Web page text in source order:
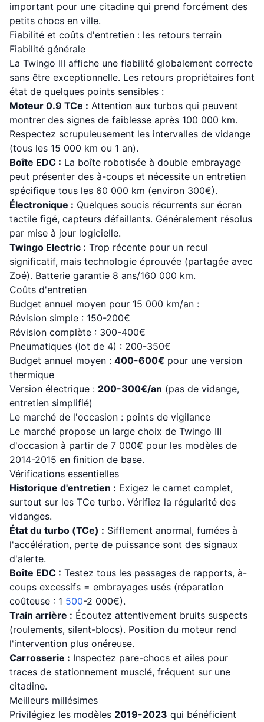
important pour une citadine qui prend forcément des
petits chocs en ville.
Fiabilité et coûts d'entretien : les retours terrain
Fiabilité générale
La Twingo III affiche une fiabilité globalement correcte
sans être exceptionnelle. Les retours propriétaires font
état de quelques points sensibles :
Moteur 0.9 TCe : Attention aux turbos qui peuvent
montrer des signes de faiblesse après 100 000 km.
Respectez scrupuleusement les intervalles de vidange
(tous les 15 000 km ou 1 an).
Boîte EDC : La boîte robotisée à double embrayage
peut présenter des à-coups et nécessite un entretien
spécifique tous les 60 000 km (environ 300€).
Électronique : Quelques soucis récurrents sur écran
tactile figé, capteurs défaillants. Généralement résolus
par mise à jour logicielle.
Twingo Electric : Trop récente pour un recul
significatif, mais technologie éprouvée (partagée avec
Zoé). Batterie garantie 8 ans/160 000 km.
Coûts d'entretien
Budget annuel moyen pour 15 000 km/an :
Révision simple : 150-200€
Révision complète : 300-400€
Pneumatiques (lot de 4) : 200-350€
Budget annuel moyen : 400-600€ pour une version
thermique
Version électrique : 200-300€/an (pas de vidange,
entretien simplifié)
Le marché de l'occasion : points de vigilance
Le marché propose un large choix de Twingo III
d'occasion à partir de 7 000€ pour les modèles de
2014-2015 en finition de base.
Vérifications essentielles
Historique d'entretien : Exigez le carnet complet,
surtout sur les TCe turbo. Vérifiez la régularité des
vidanges.
État du turbo (TCe) : Sifflement anormal, fumées à
l'accélération, perte de puissance sont des signaux
d'alerte.
Boîte EDC : Testez tous les passages de rapports, à-
coups excessifs = embrayages usés (réparation
coûteuse : 1 500-2 000€).
Train arrière : Écoutez attentivement bruits suspects
(roulements, silent-blocs). Position du moteur rend
l'intervention plus onéreuse.
Carrosserie : Inspectez pare-chocs et ailes pour
traces de stationnement musclé, fréquent sur une
citadine.
Meilleurs millésimes
Privilégiez les modèles 2019-2023 qui bénéficient